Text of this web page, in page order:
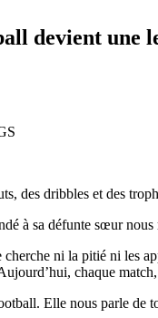
devient une
des dribbles et des
à sa défunte sœur nous
cherche ni la pitié ni les
chaque
Elle nous parle de